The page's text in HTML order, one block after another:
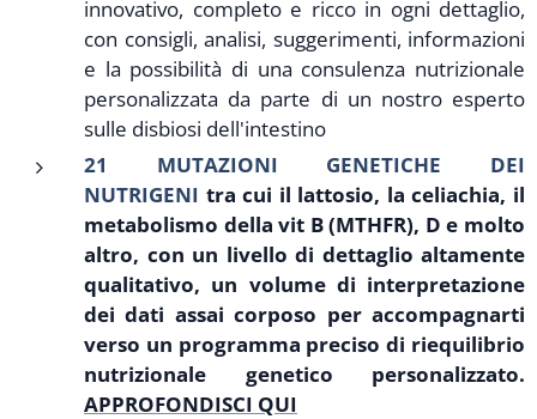
innovativo, completo e ricco in ogni dettaglio,
con consigli, analisi, suggerimenti, informazioni
e la possibilità di una consulenza nutrizionale
personalizzata da parte di un nostro esperto
sulle disbiosi dell'intestino
21 MUTAZIONI GENETICHE DEI
NUTRIGENI tra cui il lattosio, la celiachia, il
metabolismo della vit B (MTHFR), D e molto
altro, con un livello di dettaglio altamente
qualitativo, un volume di interpretazione
dei dati assai corposo per accompagnarti
verso un programma preciso di riequilibrio
nutrizionale genetico personalizzato.
APPROFONDISCI QUI